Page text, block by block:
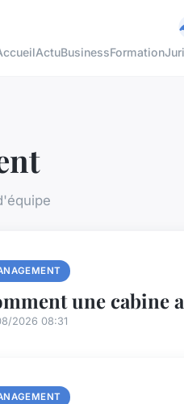
ActuBusinessFormation
une cabine
2026 08:31